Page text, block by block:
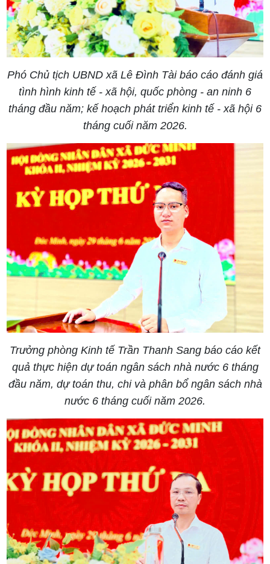
Phó Chủ tịch UBND xã Lê Đình Tài báo cáo đánh giá
tình hình kinh tế - xã hội, quốc phòng - an ninh 6
tháng đầu năm; kế hoạch phát triển kinh tế - xã hội 6
tháng cuối năm 2026.
Trưởng phòng Kinh tế Trần Thanh Sang báo cáo kết
quả thực hiện dự toán ngân sách nhà nước 6 tháng
đầu năm, dự toán thu, chi và phân bổ ngân sách nhà
nước 6 tháng cuối năm 2026.